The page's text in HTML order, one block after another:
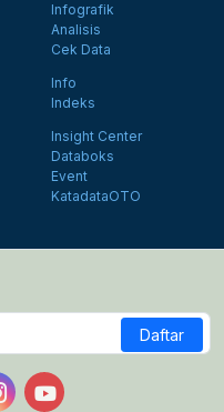
Infografik
Analisis
Cek Data
Info
Indeks
Insight Center
Databoks
Event
KatadataOTO
Daftar
Facebook
us on X
Follow us on Instagram
Follow us on